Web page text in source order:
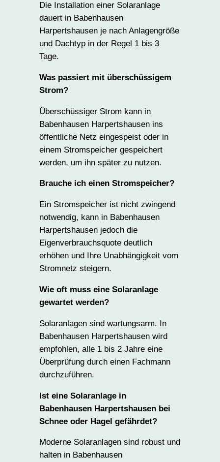
Die Installation einer Solaranlage
dauert in Babenhausen
Harpertshausen je nach Anlagengröße
und Dachtyp in der Regel 1 bis 3
Tage.
Was passiert mit überschüssigem
Strom?
Überschüssiger Strom kann in
Babenhausen Harpertshausen ins
öffentliche Netz eingespeist oder in
einem Stromspeicher gespeichert
werden, um ihn später zu nutzen.
Brauche ich einen Stromspeicher?
Ein Stromspeicher ist nicht zwingend
notwendig, kann in Babenhausen
Harpertshausen jedoch die
Eigenverbrauchsquote deutlich
erhöhen und Ihre Unabhängigkeit vom
Stromnetz steigern.
Wie oft muss eine Solaranlage
gewartet werden?
Solaranlagen sind wartungsarm. In
Babenhausen Harpertshausen wird
empfohlen, alle 1 bis 2 Jahre eine
Überprüfung durch einen Fachmann
durchzuführen.
Ist eine Solaranlage in
Babenhausen Harpertshausen bei
Schnee oder Hagel gefährdet?
Moderne Solaranlagen sind robust und
halten in Babenhausen